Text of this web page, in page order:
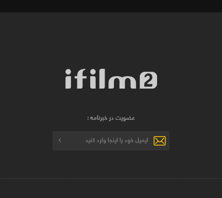
عضویت در خبرنامه :